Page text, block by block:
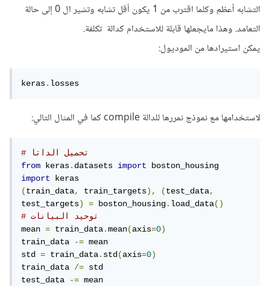
التشابه أعظم وكلما اقترب من 1 يكون أقل تشابه وتشير ال 0 إلى حالة
التعامد. وهذا مايجعلها قابلة للاستخدام كدالة تكلفة.
يمكن استيرادها من الموديول:
keras.losses
لاستخدامها مع نموذج نمررها للدالة compile كما في المثال التالي:
# تحميل الداتا
from keras.datasets import
import
(train_data, train_targets), (test_data,
test_targets) = boston_housing.load_data()
# توحيد البيانات
mean = train_data.mean(axis=0)
train_data -= mean
std = train_data.std(axis=0)
train_data /= std
test_data -= mean